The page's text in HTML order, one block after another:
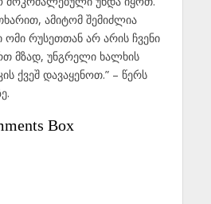
ამიტომ შემიძლია
ომი რუსეთთან არ არის ჩვენი
მზად, უნგრელი ხალხის
ქვეშ დავაყენოთ.” – წერს
Box